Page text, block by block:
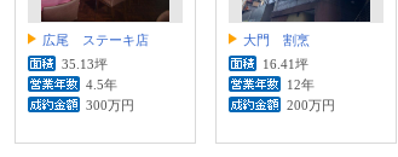
広尾 ステーキ店
35.13坪
4.5年
300万円
大門 割烹
16.41坪
12年
200万円